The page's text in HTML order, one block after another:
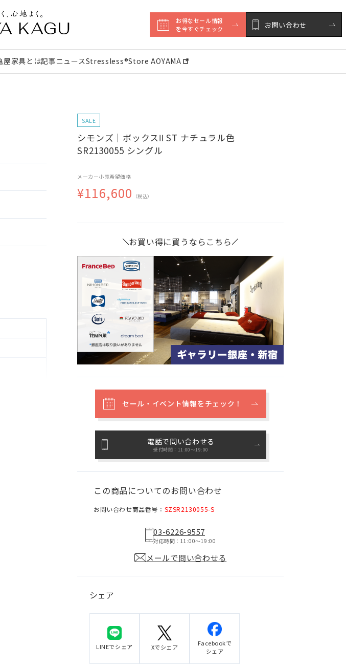
お得なセール情報
を今すぐチェック
お問い合わせ
屋家具とは記事ニュースStressless®︎Store AOYAMA
SALE
シモンズ｜ボックスⅡ ST ナチュラル色
SR2130055 シングル
メーカー小売希望価格
¥116,600 （税込）
お買い得に買うならこちら
セール・イベント情報をチェック！
電話で問い合わせる
受付時間：11:00〜19:00
この商品についてのお問い合わせ
お問い合わせ商品番号： SZSR2130055-S
03-6226-9557
対応時間：11:00〜19:00
メールで問い合わせる
シェア
LINEでシェア Xでシェア
Facebookで
シェア